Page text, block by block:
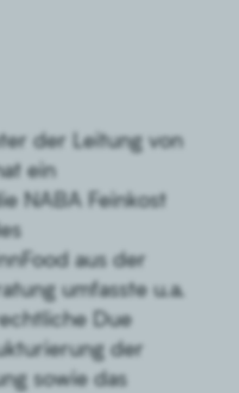
der Leitung von
ein
NABA Feinkost
aus der
umfasste u.a.
Due
der
sowie das